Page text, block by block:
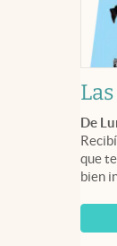
De
que
bien